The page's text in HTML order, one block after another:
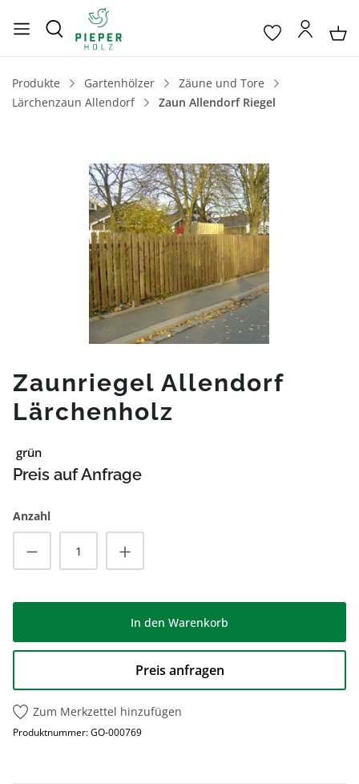
Produkte Gartenhölzer
Zäune und Tore
Lärchenzaun Allendorf
Zaun Allendorf Riegel
Bildergalerie überspringen
Zaunriegel Allendorf
Lärchenholz
grün
Preis auf Anfrage
Anzahl
Produkt Anzahl: Gib den gewünschten
In den Warenkorb
Preis anfragen
Zum Merkzettel hinzufügen
Produktnummer:GO-000769